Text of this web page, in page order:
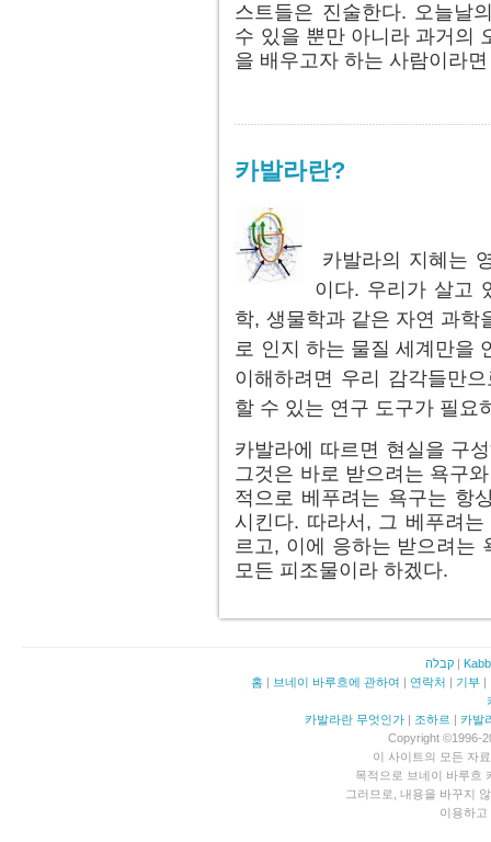
스트들은 진술한다. 오늘날
수 있을 뿐만 아니라 과거의
을 배우고자 하는 사람이라
카발라란?
카발라의 지혜는
이다. 우리가 살고
학, 생물학과 같은 자연 과학
로 인지 하는 물질 세계만을
이해하려면 우리 감각들만
할 수 있는 연구 도구가 필요
카발라에 따르면 현실을 구
그것은 바로 받으려는 욕구
적으로 베푸려는 욕구는 항
시킨다. 따라서, 그 베푸려
르고, 이에 응하는 받으려는
모든 피조물이라 하겠다.
קבלה
홈
브네이 바루흐에 관하여 연락처 기부
카발라란 무엇인가
조하르 |카발
Copyright ©1996-
이 사이트의 모든 자
목적으로 브네이 바루흐
그러므로, 내용을 바꾸지
이용하